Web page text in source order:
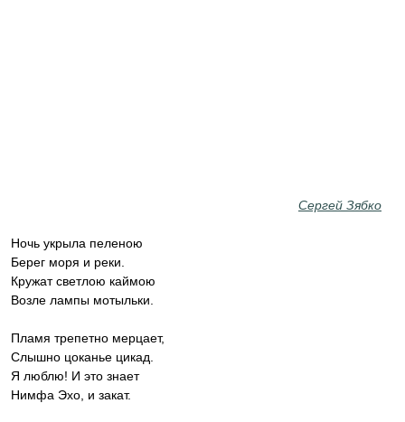
Сергей Зябко
Ночь укрыла пеленою
Берег моря и реки.
Кружат светлою каймою
Возле лампы мотыльки.
Пламя трепетно мерцает,
Слышно цоканье цикад.
Я люблю! И это знает
Нимфа Эхо, и закат.